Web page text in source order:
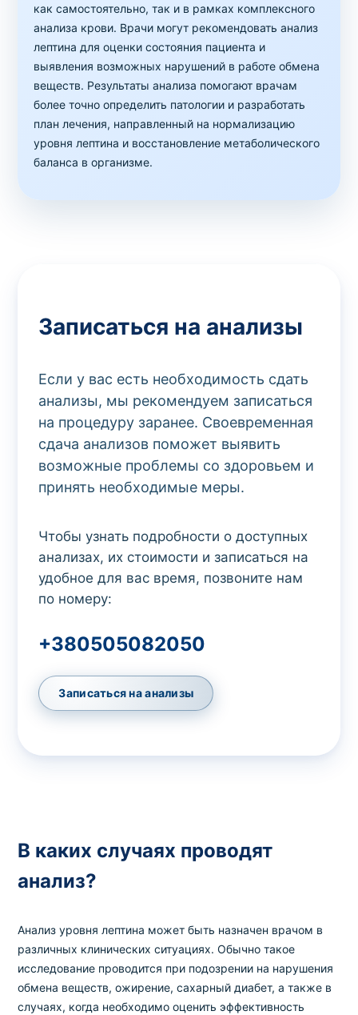
как самостоятельно, так и в рамках комплексного
анализа крови. Врачи могут рекомендовать анализ
лептина для оценки состояния пациента и
выявления возможных нарушений в работе обмена
веществ. Результаты анализа помогают врачам
более точно определить патологии и разработать
план лечения, направленный на нормализацию
уровня лептина и восстановление метаболического
баланса в организме.
Записаться на анализы
Если у вас есть необходимость сдать
анализы, мы рекомендуем записаться
на процедуру заранее. Своевременная
сдача анализов поможет выявить
возможные проблемы со здоровьем и
принять необходимые меры.
Чтобы узнать подробности о доступных
анализах, их стоимости и записаться на
удобное для вас время, позвоните нам
по номеру:
+380505082050
Записаться на анализы
В каких случаях проводят
анализ?
Анализ уровня лептина может быть назначен врачом в
различных клинических ситуациях. Обычно такое
исследование проводится при подозрении на нарушения
обмена веществ, ожирение, сахарный диабет, а также в
случаях, когда необходимо оценить эффективность